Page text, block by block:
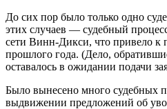
До сих пор было только одно
этих случаев — судебный
сети Винн-Дикси, что привело к
прошлого года. (Дело,
оставалось в ожидании подачи
Было вынесено много судебных
выдвижении предложений об